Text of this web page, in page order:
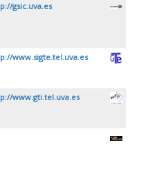
gsic.uva.es
www.sigte.tel.uva.es
www.gti.tel.uva.es